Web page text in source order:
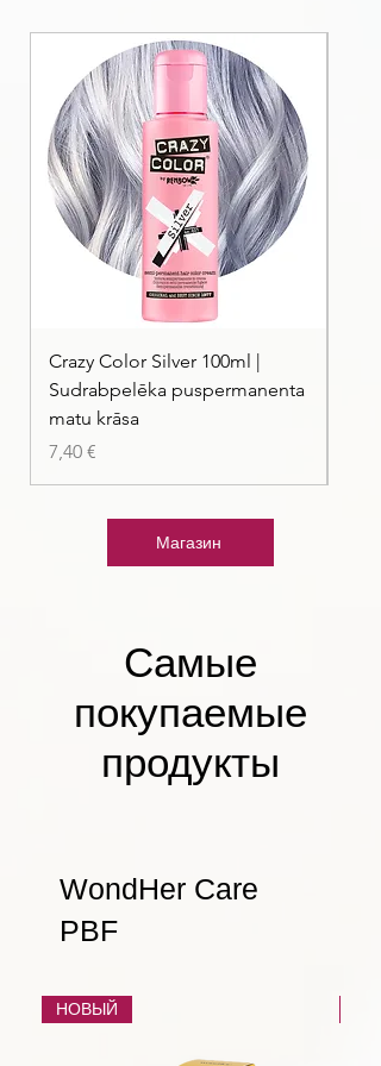
Benzoate, Methylchloroisothiazolinone,
Methylisothiazolinone, Acid Violet 43.
Crazy Color Silver 100ml |
Sudrabpelēka puspermanenta
matu krāsa
Цена
7,40 €
Магазин
Самые
покупаемые
продукты
WondHer Care
PBF
НОВЫЙ